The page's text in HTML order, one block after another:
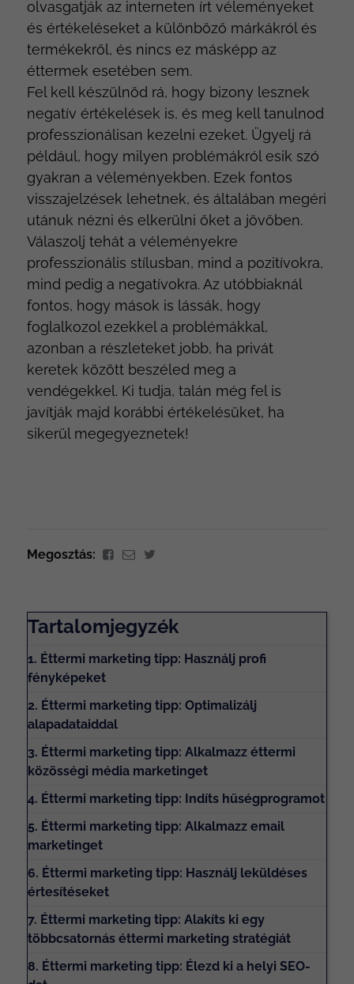
olvasgatják az interneten írt véleményeket
és értékeléseket a különböző márkákról és
termékekről, és nincs ez másképp az
éttermek esetében sem.
Fel kell készülnöd rá, hogy bizony lesznek
negatív értékelések is, és meg kell tanulnod
professzionálisan kezelni ezeket. Ügyelj rá
például, hogy milyen problémákról esik szó
gyakran a véleményekben. Ezek fontos
visszajelzések lehetnek, és általában megéri
utánuk nézni és elkerülni őket a jövőben.
Válaszolj tehát a véleményekre
professzionális stílusban, mind a pozitívokra,
mind pedig a negatívokra. Az utóbbiaknál
fontos, hogy mások is lássák, hogy
foglalkozol ezekkel a problémákkal,
azonban a részleteket jobb, ha privát
keretek között beszéled meg a
vendégekkel. Ki tudja, talán még fel is
javítják majd korábbi értékelésüket, ha
sikerül megegyeznetek!
Megosztás:
Tartalomjegyzék
1. Éttermi marketing tipp: Használj profi
fényképeket
2. Éttermi marketing tipp: Optimalizálj
alapadataiddal
3. Éttermi marketing tipp: Alkalmazz éttermi
közösségi média marketinget
4. Éttermi marketing tipp: Indíts hűségprogramot
5. Éttermi marketing tipp: Alkalmazz email
marketinget
6. Éttermi marketing tipp: Használj leküldéses
értesítéseket
7. Éttermi marketing tipp: Alakíts ki egy
többcsatornás éttermi marketing stratégiát
8. Éttermi marketing tipp: Élezd ki a helyi SEO-